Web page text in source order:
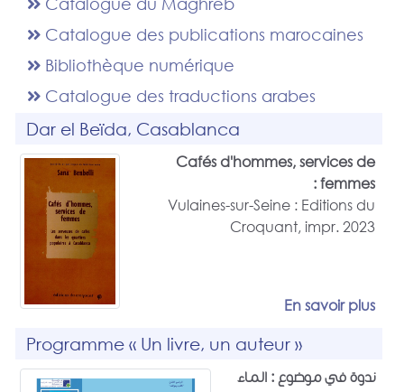
Catalogue des publications marocaines
Bibliothèque numérique
Catalogue des traductions arabes
Dar el Beïda, Casablanca
Cafés d'hommes, services de
femmes :
Vulaines-sur-Seine : Editions du
Croquant, impr. 2023
En savoir plus
Programme « Un livre, un auteur »
ندوة في موضوع : الماء